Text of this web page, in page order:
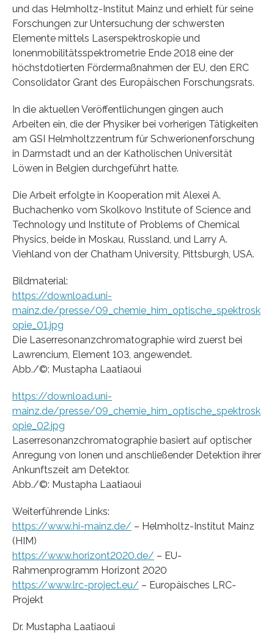
und das Helmholtz-Institut Mainz und erhielt für seine
Forschungen zur Untersuchung der schwersten
Elemente mittels Laserspektroskopie und
Ionenmobilitätsspektrometrie Ende 2018 eine der
höchstdotierten Fördermaßnahmen der EU, den ERC
Consolidator Grant des Europäischen Forschungsrats.
In die aktuellen Veröffentlichungen gingen auch
Arbeiten ein, die der Physiker bei vorherigen Tätigkeiten
am GSI Helmholtzzentrum für Schwerionenforschung
in Darmstadt und an der Katholischen Universität
Löwen in Belgien durchgeführt hatte.
Die Arbeit erfolgte in Kooperation mit Alexei A.
Buchachenko vom Skolkovo Institute of Science and
Technology und Institute of Problems of Chemical
Physics, beide in Moskau, Russland, und Larry A.
Viehland von der Chatham University, Pittsburgh, USA.
Bildmaterial:
https://download.uni-
mainz.de/presse/09_chemie_him_optische_spektrosk
opie_01.jpg
Die Laserresonanzchromatographie wird zuerst bei
Lawrencium, Element 103, angewendet.
Abb./©: Mustapha Laatiaoui
https://download.uni-
mainz.de/presse/09_chemie_him_optische_spektrosk
opie_02.jpg
Laserresonanzchromatographie basiert auf optischer
Anregung von Ionen und anschließender Detektion ihrer
Ankunftszeit am Detektor.
Abb./©: Mustapha Laatiaoui
Weiterführende Links:
https://www.hi-mainz.de/ – Helmholtz-Institut Mainz
(HIM)
https://www.horizont2020.de/ – EU-
Rahmenprogramm Horizont 2020
https://www.lrc-project.eu/ – Europäisches LRC-
Projekt
Dr. Mustapha Laatiaoui